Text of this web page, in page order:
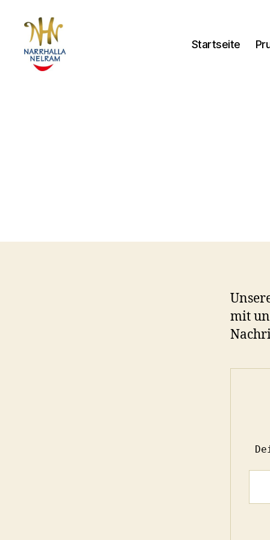
Startseite
mit